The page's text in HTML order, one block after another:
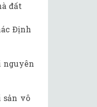
đất
Định
nguyên
sản vô